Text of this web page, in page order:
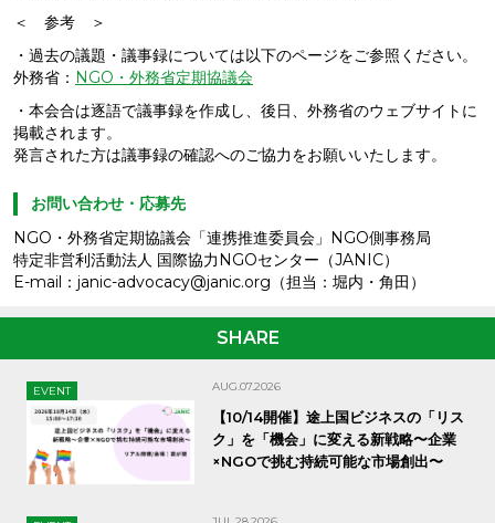
＜ 参考 ＞
・過去の議題・議事録については以下のページをご参照ください。
外務省： NGO・外務省定期協議会
・本会合は逐語で議事録を作成し、後日、外務省のウェブサイトに
掲載されます。
発言された方は議事録の確認へのご協力をお願いいたします。
お問い合わせ・応募先
NGO・外務省定期協議会「連携推進委員会」NGO側事務局
特定非営利活動法人 国際協力NGOセンター（JANIC）
E-mail：janic-advocacy@janic.org（担当：堀内・角田）
SHARE
EVENT AUG.07.2026
【10/14開催】途上国ビジネスの「リス
ク」を「機会」に変える新戦略〜企業
×NGOで挑む持続可能な市場創出〜